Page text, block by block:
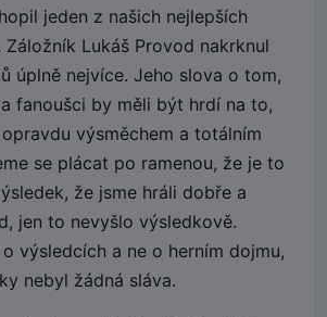
jeden z našich nejlepších
Záložník Lukáš Provod nakrknul
úplně nejvíce. Jeho slova o tom,
fanoušci by měli být hrdí na to,
výsměchem a totálním
se plácat po ramenou, že je to
že jsme hráli dobře a
jen to nevyšlo výsledkově.
výsledcích a ne o herním dojmu,
nebyl žádná sláva.